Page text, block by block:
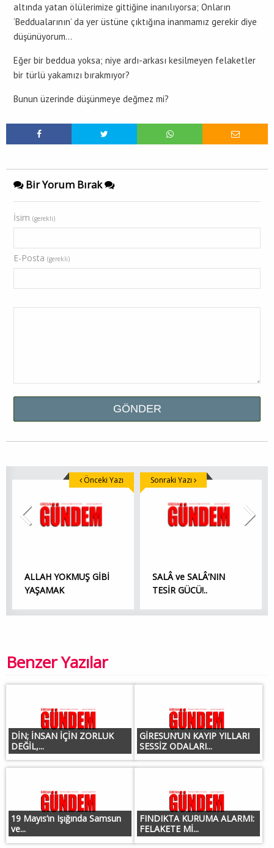
altında yatan ölülerimize gittiğine inanılıyorsa; Onların
‘Beddualarının’ da yer üstüne çıktığına inanmamız gerekir diye
düşünüyorum…
Eğer bir beddua yoksa; niye ardı-arkası kesilmeyen felaketler
bir türlü yakamızı bırakmıyor?
Bunun üzerinde düşünmeye değmez mi?
Bir Yorum Bırak
İsim (gerekli)
E-Posta (gerekli)
ALLAH YOKMUŞ GİBİ
YAŞAMAK
Önceki Yazı
SALÂ ve SALÂ’NIN
TESİR GÜCÜ!..
Sonraki Yazı
Benzer Yazılar
DİN; İNSAN İÇİN ZORLUK
DEĞİL,...
GİRESUN’UN KAYIP YILLARI
SESSİZ ODALARI...
19 Mayıs’ın Işığında Samsun
ve...
FINDIKTA KURUMA ALARMI:
FELAKETE Mİ...